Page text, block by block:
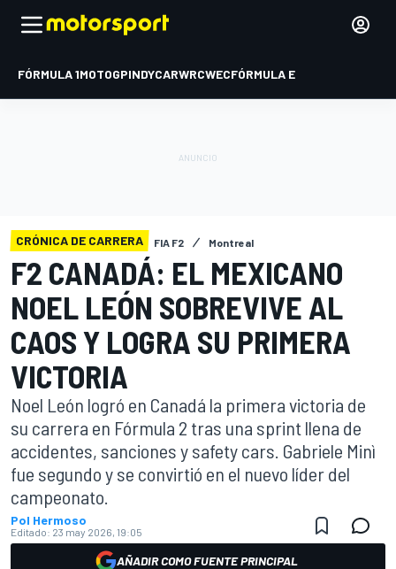
FÓRMULA 1MOTOGPINDYCARWRCWECFÓRMULA E
CRÓNICA DE CARRERA FIA F2 Montreal
F2 CANADÁ: EL MEXICANO
NOEL LEÓN SOBREVIVE AL
CAOS Y LOGRA SU PRIMERA
VICTORIA
Noel León logró en Canadá la primera victoria de
su carrera en Fórmula 2 tras una sprint llena de
accidentes, sanciones y safety cars. Gabriele Minì
fue segundo y se convirtió en el nuevo líder del
campeonato.
Pol Hermoso
Editado: 23 may 2026, 19:05
AÑADIR COMO FUENTE PRINCIPAL